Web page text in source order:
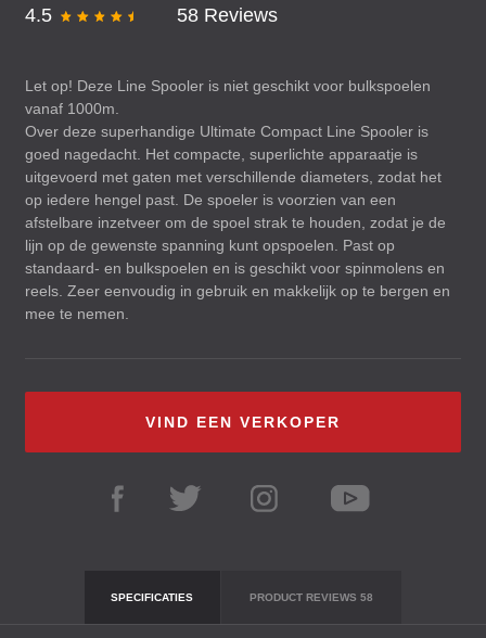
4.5 58 Reviews
Let op! Deze Line Spooler is niet geschikt voor bulkspoelen
vanaf 1000m.
Over deze superhandige Ultimate Compact Line Spooler is
goed nagedacht. Het compacte, superlichte apparaatje is
uitgevoerd met gaten met verschillende diameters, zodat het
op iedere hengel past. De spoeler is voorzien van een
afstelbare inzetveer om de spoel strak te houden, zodat je de
lijn op de gewenste spanning kunt opspoelen. Past op
standaard- en bulkspoelen en is geschikt voor spinmolens en
reels. Zeer eenvoudig in gebruik en makkelijk op te bergen en
mee te nemen.
VIND EEN VERKOPER
SPECIFICATIES PRODUCT REVIEWS 58